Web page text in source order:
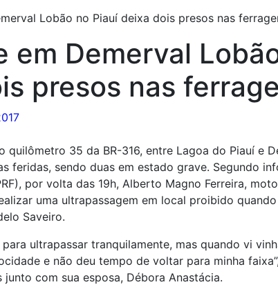
Lobão no Piauí deixa dois presos nas
em Demerval
presos nas
quilômetro 35 da BR-316, entre Lagoa do Piauí e
feridas, sendo duas em estado grave. Segundo
por volta das 19h, Alberto Magno Ferreira,
uma ultrapassagem em local proibido
Saveiro.
para ultrapassar tranquilamente, mas quando vi
e não deu tempo de voltar para minha
com sua esposa, Débora Anastácia.